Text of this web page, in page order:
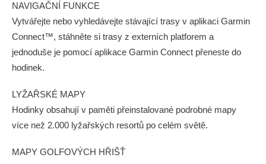
NAVIGAČNÍ FUNKCE
Vytvářejte nebo vyhledávejte stávající trasy v aplikaci Garmin
Connect™, stáhněte si trasy z externích platforem a
jednoduše je pomocí aplikace Garmin Connect přeneste do
hodinek.
LYŽAŘSKÉ MAPY
Hodinky obsahují v paměti přeinstalované podrobné mapy
více než 2.000 lyžařských resortů po celém světě.
MAPY GOLFOVÝCH HŘIŠŤ